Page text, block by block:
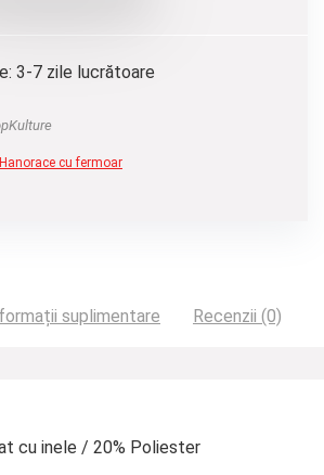
3-7 zile lucrătoare
Hanorace cu fermoar
suplimentare Recenzii (0)
cu inele / 20% Poliester